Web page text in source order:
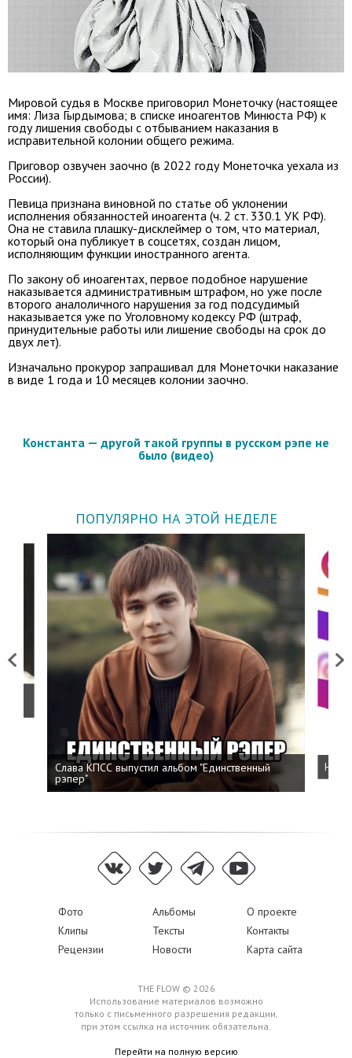
Мировой судья в Москве приговорил Монеточку (настоящее
имя: Лиза Гырдымова; в списке иноагентов Минюста РФ) к
году лишения свободы с отбыванием наказания в
исправительной колонии общего режима.
Приговор озвучен заочно (в 2022 году Монеточка уехала из
России).
Певица признана виновной по статье об уклонении
исполнения обязанностей иноагента (ч. 2 ст. 330.1 УК РФ).
Она не ставила плашку-дисклеймер о том, что материал,
который она публикует в соцсетях, создан лицом,
исполняющим функции иностранного агента.
По закону об иноагентах, первое подобное нарушение
наказывается административным штрафом, но уже после
второго аналоличного нарушения за год подсудимый
наказывается уже по Уголовному кодексу РФ (штраф,
принудительные работы или лишение свободы на срок до
двух лет).
Изначально прокурор запрашивал для Монеточки наказание
в виде 1 года и 10 месяцев колонии заочно.
Константа — другой такой группы в русском рэпе не
было (видео)
ПОПУЛЯРНО НА ЭТОЙ НЕДЕЛЕ
Previous
Слава КПСС выпустил альбом "Единственный
рэпер"
Next
Фото Альбомы
О проекте
Клипы
Тексты
Контакты
Рецензии
Новости Карта сайта
THE FLOW © 2026
Использование материалов возможно
только с письменного разрешения редакции,
при этом ссылка на источник обязательна.
Перейти на полную версию